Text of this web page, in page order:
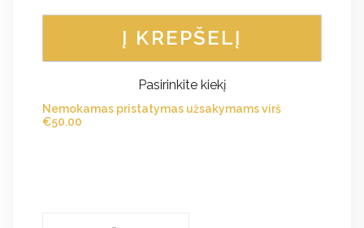
Į KREPŠELĮ
Nemokamas pristatymas užsakymams virš
€50.00
Pasirinkite kiekį